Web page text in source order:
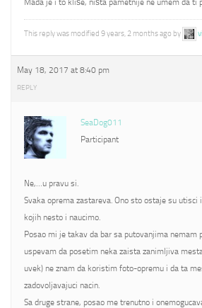
Mada je i to kliše, ništa pametnije ne umem da ti
This reply was modified 9 years, 2 months ago by
May 18, 2017 at 8:40 pm
REPLY
SeaDog011
Participant
Ne,…u pravu si.
Svaka oprema zastareva. Ono sto ostaje su utisci
kojih nesto i naucimo.
Posao mi je takav da bar sa putovanjima nemam
uspevam da posetim neka zaista zanimljiva
uvek) ne znam da koristim foto-opremu i da ta
zadovoljavajuci nacin.
Sa druge strane, posao me trenutno i